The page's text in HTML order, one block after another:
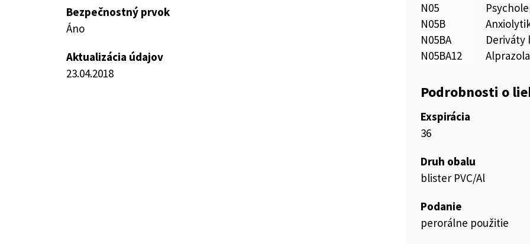
Bezpečnostný prvok
Áno
Aktualizácia údajov
23.04.2018
N05
N05B
N05BA
Deriváty
N05BA12
Podrobnosti o
Exspirácia
36
Druh obalu
blister PVC/Al
Podanie
perorálne použitie